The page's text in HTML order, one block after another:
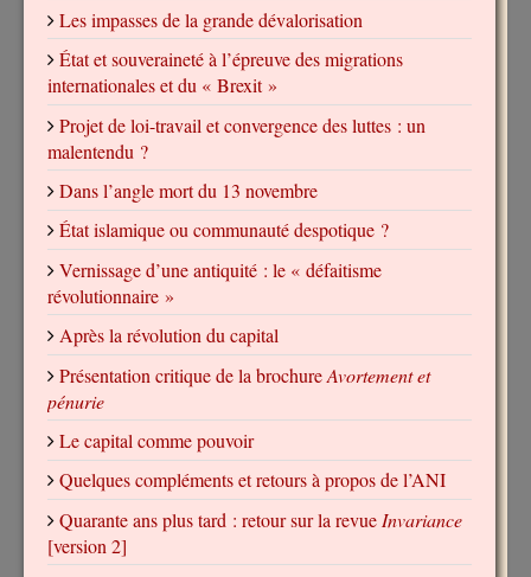
Les impasses de la grande dévalorisation
État et souveraineté à l’épreuve des migrations
internationales et du « Brexit »
Projet de loi-travail et convergence des luttes : un
malentendu ?
Dans l’angle mort du 13 novembre
État islamique ou communauté despotique ?
Vernissage d’une antiquité : le « défaitisme
révolutionnaire »
Après la révolution du capital
Présentation critique de la brochureAvortement et
pénurie
Le capital comme pouvoir
Quelques compléments et retours à propos de l’ANI
Quarante ans plus tard : retour sur la revue Invariance
[version 2]